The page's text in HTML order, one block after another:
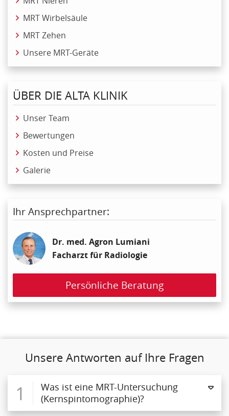
MRT Wirbelsäule
MRT Zehen
Unsere MRT-Geräte
ÜBER DIE ALTA KLINIK
Unser Team
Bewertungen
Kosten und Preise
Galerie
Ihr Ansprechpartner:
Dr. med. Agron Lumiani
Facharzt für Radiologie
Persönliche Beratung
Unsere Antworten auf Ihre Fragen
1
Was ist eine MRT-Untersuchung
(Kernspintomographie)?